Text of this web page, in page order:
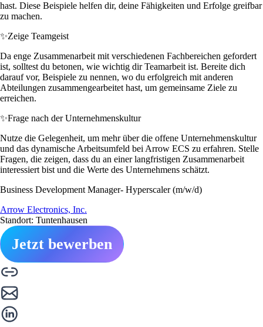
hast. Diese Beispiele helfen dir, deine Fähigkeiten und Erfolge greifbar
zu machen.
✨Zeige Teamgeist
Da enge Zusammenarbeit mit verschiedenen Fachbereichen gefordert
ist, solltest du betonen, wie wichtig dir Teamarbeit ist. Bereite dich
darauf vor, Beispiele zu nennen, wo du erfolgreich mit anderen
Abteilungen zusammengearbeitet hast, um gemeinsame Ziele zu
erreichen.
✨Frage nach der Unternehmenskultur
Nutze die Gelegenheit, um mehr über die offene Unternehmenskultur
und das dynamische Arbeitsumfeld bei Arrow ECS zu erfahren. Stelle
Fragen, die zeigen, dass du an einer langfristigen Zusammenarbeit
interessiert bist und die Werte des Unternehmens schätzt.
Business Development Manager- Hyperscaler (m/w/d)
Arrow Electronics, Inc.
Standort: Tuntenhausen
Jetzt bewerben